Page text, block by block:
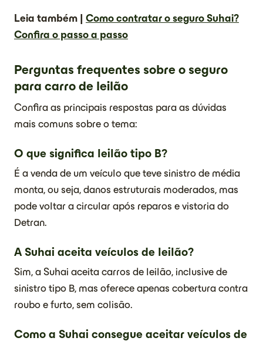
Leia também | Como contratar o seguro Suhai?
Confira o passo a passo
Perguntas frequentes sobre o seguro
para carro de leilão
Confira as principais respostas para as dúvidas
mais comuns sobre o tema:
O que significa leilão tipo B?
É a venda de um veículo que teve sinistro de média
monta, ou seja, danos estruturais moderados, mas
pode voltar a circular após reparos e vistoria do
Detran.
A Suhai aceita veículos de leilão?
Sim, a Suhai aceita carros de leilão, inclusive de
sinistro tipo B, mas oferece apenas cobertura contra
roubo e furto, sem colisão.
Como a Suhai consegue aceitar veículos de